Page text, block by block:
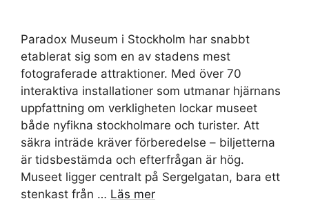
Paradox Museum i Stockholm har snabbt
etablerat sig som en av stadens mest
fotograferade attraktioner. Med över 70
interaktiva installationer som utmanar hjärnans
uppfattning om verkligheten lockar museet
både nyfikna stockholmare och turister. Att
säkra inträde kräver förberedelse – biljetterna
är tidsbestämda och efterfrågan är hög.
Museet ligger centralt på Sergelgatan, bara ett
stenkast från … Läs mer